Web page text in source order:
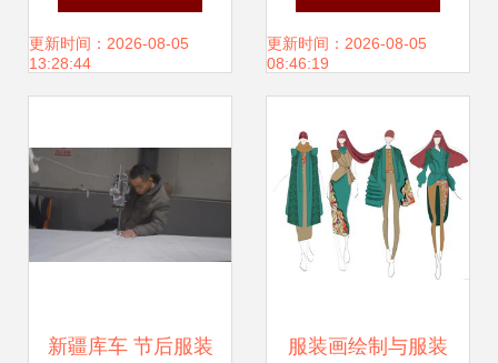
企业起步加速力
更新时间：2026-08-05
13:28:44
+制造”引领绿色纺
装辅料产业升级
更新时间：2026-08-05
08:46:19
新疆库车 节后服装 服装画绘制与服装